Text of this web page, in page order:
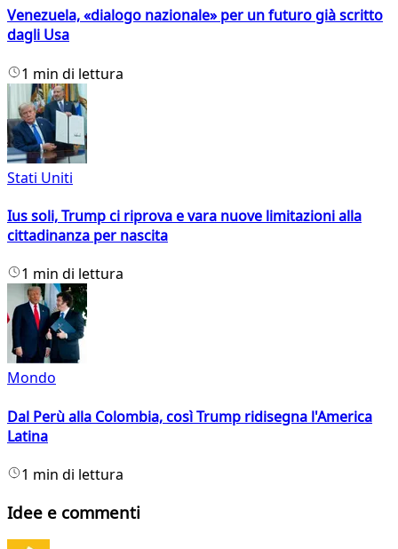
Venezuela, «dialogo nazionale» per un futuro già scritto
dagli Usa
1 min di lettura
Stati Uniti
Ius soli, Trump ci riprova e vara nuove limitazioni alla
cittadinanza per nascita
1 min di lettura
Mondo
Dal Perù alla Colombia, così Trump ridisegna l'America
Latina
1 min di lettura
Idee e commenti